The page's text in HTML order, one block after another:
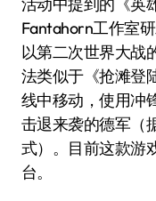
Fantahorn工作室
以第二次世界大战
法类似于《抢滩登
线中移动，使用冲
击退来袭的德军（
式）。目前这款游
台。